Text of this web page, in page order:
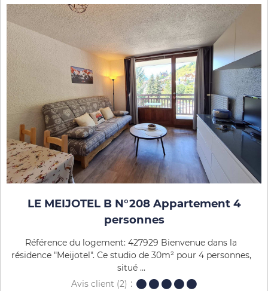
LE MEIJOTEL B N°208 Appartement 4
personnes
Référence du logement: 427929 Bienvenue dans la
résidence "Meijotel". Ce studio de 30m² pour 4 personnes,
situé ...
Avis client (2)